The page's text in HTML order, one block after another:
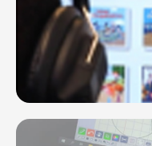
Plataforma